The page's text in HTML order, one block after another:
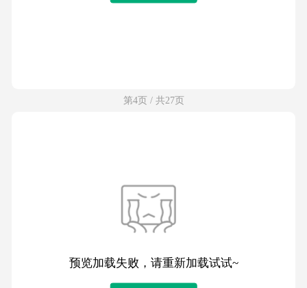
第4页 / 共27页
预览加载失败，请重新加载试试~